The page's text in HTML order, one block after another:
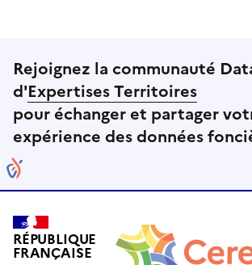
Rejoignez la communauté
d'Expertises Territoires
pour échanger et partager
expérience des données
RÉPUBLIQUE
FRANÇAISE